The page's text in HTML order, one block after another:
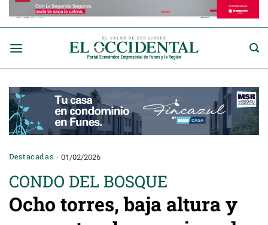
Destacadas 01/02/2026
CONDO DEL BOSQUE
Ocho torres, baja altura y